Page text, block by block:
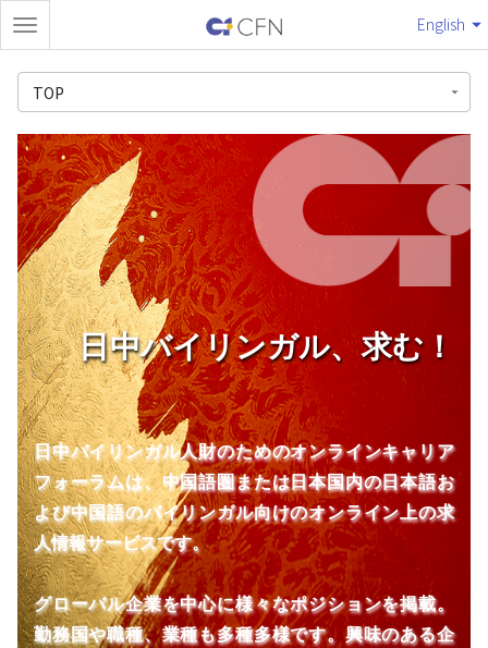
English
TOP
日中バイリンガル、求む！
日中バイリンガル人財のためのオンラインキャリア
フォーラムは、中国語圏または日本国内の日本語お
よび中国語のバイリンガル向けのオンライン上の求
人情報サービスです。
グローバル企業を中心に様々なポジションを掲載。
勤務国や職種、業種も多種多様です。興味のある企